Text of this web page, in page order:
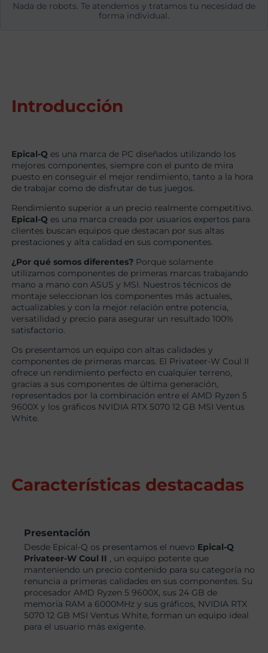
Nada de robots. Te atendemos y tratamos tu necesidad de
forma individual.
Introducción
Epical-Q es una marca de PC diseñados utilizando los
mejores componentes, siempre con el punto de mira
puesto en conseguir el mejor rendimiento, tanto a la hora
de trabajar como de disfrutar de tus juegos.
Rendimiento superior a un precio realmente competitivo.
Epical-Q es una marca creada por usuarios expertos para
clientes buscan equipos que destacan por sus altas
prestaciones y alta calidad en sus componentes.
¿Por qué somos diferentes? Porque solamente
utilizamos componentes de primeras marcas trabajando
mano a mano con ASUS y MSI. Nuestros técnicos de
montaje seleccionan los componentes más actuales,
actualizables y con la mejor relación entre potencia,
versatilidad y precio para asegurar un resultado 100%
satisfactorio.
Os presentamos un equipo con altas calidades y
componentes de primeras marcas. El Privateer-W Coul II
ofrece un rendimiento perfecto en cualquier terreno,
gracias a sus componentes de última generación,
representados por la combinación entre el AMD Ryzen 5
9600X y los gráficos NVIDIA RTX 5070 12 GB MSI Ventus
White.
Características destacadas
Presentación
Desde Epical-Q os presentamos el nuevo Epical-Q
Privateer-W Coul II , un equipo potente que
manteniendo un precio contenido para su categoría no
renuncia a primeras calidades en sus componentes. Su
procesador AMD Ryzen 5 9600X, sus 24 GB de
memoria RAM a 6000MHz y sus gráficos, NVIDIA RTX
5070 12 GB MSI Ventus White, forman un equipo ideal
para el usuario más exigente.